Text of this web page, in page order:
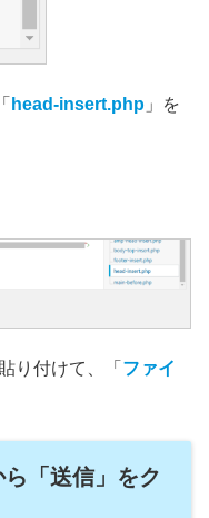
head-insert.php 」を
り付けて、「 ファイ
「送信」をク